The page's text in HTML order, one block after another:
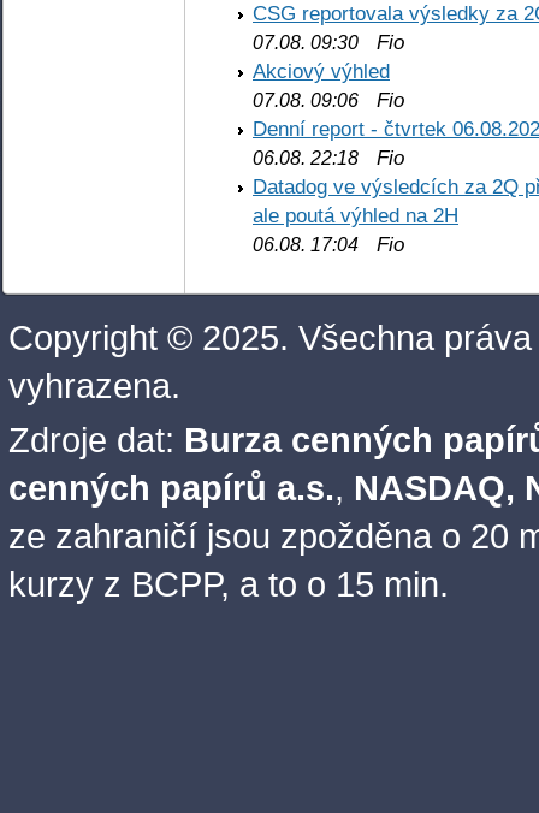
CSG reportovala výsledky za
07.08. 09:30 Fio
Akciový výhled
07.08. 09:06 Fio
Denní report - čtvrtek
06.08. 22:18 Fio
Datadog ve výsledcích za 2Q
ale poutá výhled na 2H
06.08. 17:04 Fio
Copyright © 2025. Všechna práva
vyhrazena.
Zdroje dat: Burza cenných
cenných papírů a.s., NASDAQ,
ze zahraničí jsou zpožděna o 20
kurzy z BCPP, a to o 15 min.